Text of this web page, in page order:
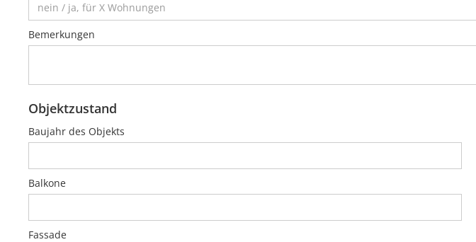
Bemerkungen
Objektzustand
Baujahr des Objekts
Balkone
Fassade